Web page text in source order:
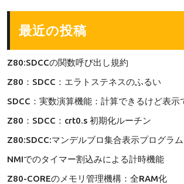
最近の投稿
Z80:SDCCの関数呼び出し規約
Z80：SDCC：エラトステネスのふるい
SDCC：実数演算機能：計算できるけど表示
Z80：SDCC：crt0.s 初期化ルーチン
Z80:SDCC:マンデルブロ集合表示プログラム
NMIでのタイマー割込みによる計時機能
Z80-COREのメモリ管理機構：全RAM化